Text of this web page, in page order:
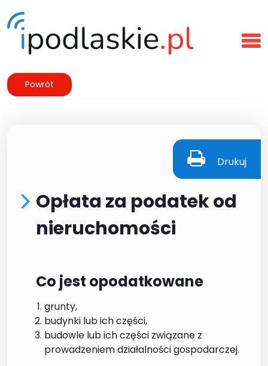
Powrót
Drukuj
Opłata za podatek od
nieruchomości
Co jest opodatkowane
grunty,
budynki lub ich części,
budowle lub ich części związane z
prowadzeniem działalności gospodarczej.